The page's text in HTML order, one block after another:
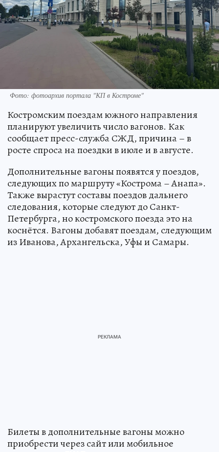
Фото: фотоархив портала "КП в Костроме"
Костромским поездам южного направления
планируют увеличить число вагонов. Как
сообщает пресс-служба СЖД, причина – в
росте спроса на поездки в июле и в августе.
Дополнительные вагоны появятся у поездов,
следующих по маршруту «Кострома – Анапа».
Также вырастут составы поездов дальнего
следования, которые следуют до Санкт-
Петербурга, но костромского поезда это на
коснётся. Вагоны добавят поездам, следующим
из Иванова, Архангельска, Уфы и Самары.
Билеты в дополнительные вагоны можно
приобрести через сайт или мобильное